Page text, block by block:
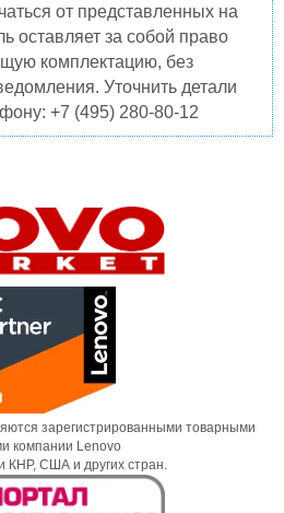
от представленных на
оставляет за собой право
комплектацию, без
Уточнить детали
+7 (495) 280-80-12
зарегистрированными товарными
компании Lenovo
КНР, США и других стран.